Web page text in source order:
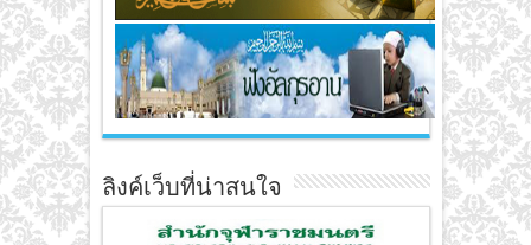
ลิงค์เว็บที่น่าสนใจ